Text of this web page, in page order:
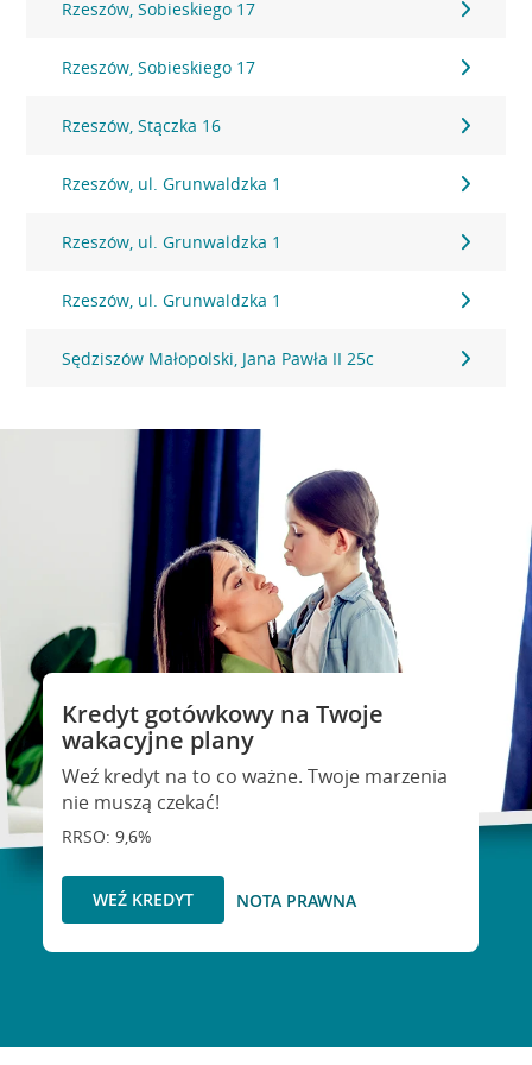
Rzeszów, Sobieskiego 17
Rzeszów, Sobieskiego 17
Rzeszów, Stączka 16
Rzeszów, ul. Grunwaldzka 1
Rzeszów, ul. Grunwaldzka 1
Rzeszów, ul. Grunwaldzka 1
Sędziszów Małopolski, Jana Pawła II 25c
Kredyt gotówkowy na Twoje
wakacyjne plany
Weź kredyt na to co ważne. Twoje marzenia
nie muszą czekać!
RRSO: 9,6%
WEŹ KREDYT NOTA PRAWNA